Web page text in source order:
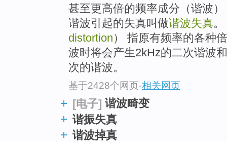
甚至更高倍的频率成分（谐波
谐波引起的失真叫做谐波失真
distortion） 指原有频率的各种
波时将会产生2kHz的二次谐波
次的谐波。
基于2428个网页-相关网页
[电子] 谐波畸变
谐振失真
谐波掉真